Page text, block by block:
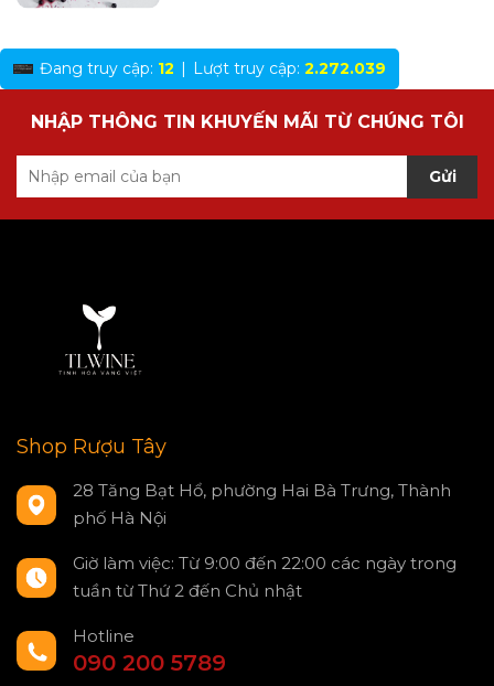
Đang truy cập: 12 | Lượt truy cập: 2.272.039
NHẬP THÔNG TIN KHUYẾN MÃI TỪ CHÚNG TÔI
Gửi
Shop Rượu Tây
28 Tăng Bạt Hổ, phường Hai Bà Trưng, Thành
phố Hà Nội
Giờ làm việc: Từ 9:00 đến 22:00 các ngày trong
tuần từ Thứ 2 đến Chủ nhật
Hotline
090 200 5789